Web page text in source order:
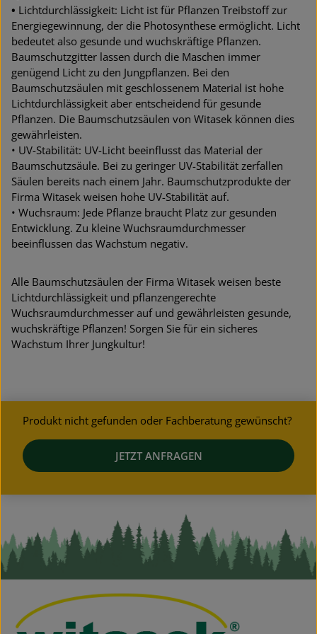
• Lichtdurchlässigkeit: Licht ist für Pflanzen Treibstoff zur
Energiegewinnung, der die Photosynthese ermöglicht. Licht
bedeutet also gesunde und wuchskräftige Pflanzen.
Baumschutzgitter lassen durch die Maschen immer
genügend Licht zu den Jungpflanzen. Bei den
Baumschutzsäulen mit geschlossenem Material ist hohe
Lichtdurchlässigkeit aber entscheidend für gesunde
Pflanzen. Die Baumschutzsäulen von Witasek können dies
gewährleisten.
• UV-Stabilität: UV-Licht beeinflusst das Material der
Baumschutzsäule. Bei zu geringer UV-Stabilität zerfallen
Säulen bereits nach einem Jahr. Baumschutzprodukte der
Firma Witasek weisen hohe UV-Stabilität auf.
• Wuchsraum: Jede Pflanze braucht Platz zur gesunden
Entwicklung. Zu kleine Wuchsraumdurchmesser
beeinflussen das Wachstum negativ.
Alle Baumschutzsäulen der Firma Witasek weisen beste
Lichtdurchlässigkeit und pflanzengerechte
Wuchsraumdurchmesser auf und gewährleisten gesunde,
wuchskräftige Pflanzen! Sorgen Sie für ein sicheres
Wachstum Ihrer Jungkultur!
Produkt nicht gefunden oder Fachberatung gewünscht?
JETZT ANFRAGEN